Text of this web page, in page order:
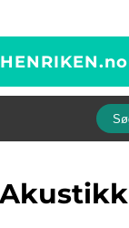
HENRIKEN.no
akustikk